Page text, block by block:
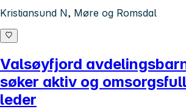
Kristiansund N, Møre og Romsdal
Valsøyfjord
søker aktiv og
leder